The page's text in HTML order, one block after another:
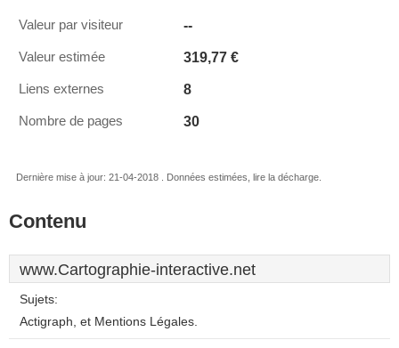
Valeur par visiteur --
Valeur estimée 319,77 €
Liens externes 8
Nombre de pages 30
Dernière mise à jour: 21-04-2018 . Données estimées, lire la décharge.
Contenu
www.Cartographie-interactive.net
Sujets:
Actigraph, et Mentions Légales.